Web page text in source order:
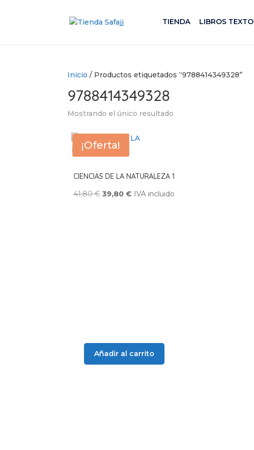
TIENDA LIBROS TEXTO
Inicio / Productos etiquetados “9788414349328”
9788414349328
Mostrando el único resultado
¡Oferta!
CIENCIAS DE LA NATURALEZA 1
41,80€ El
39,80€ El
IVA incluido
Añadir al carrito